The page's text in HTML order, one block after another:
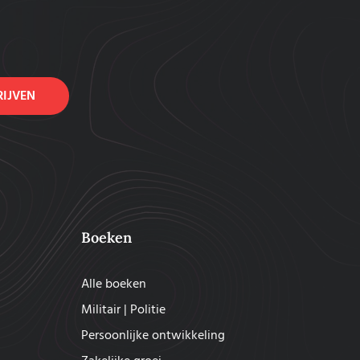
Boeken
Alle boeken
Militair | Politie
Persoonlijke ontwikkeling